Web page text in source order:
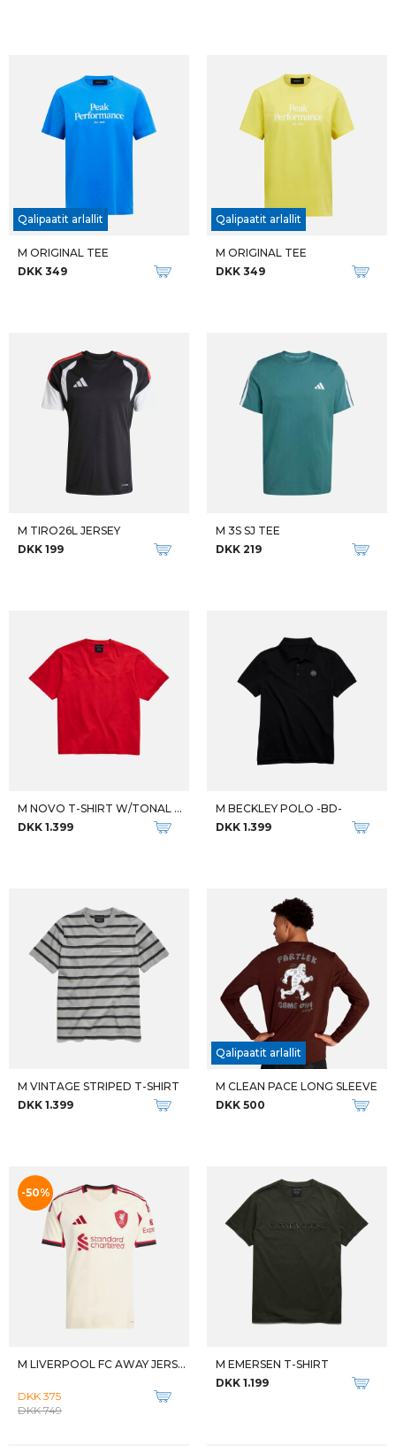
Qalipaatit arlallit
M ORIGINAL TEE
DKK 349
Qalipaatit arlallit
M ORIGINAL TEE
DKK 349
M TIRO26L JERSEY
DKK 199
M 3S SJ TEE
DKK 219
M NOVO T-SHIRT W/TONAL DISC
DKK 1.399
M BECKLEY POLO -BD-
DKK 1.399
M VINTAGE STRIPED T-SHIRT
DKK 1.399
Qalipaatit arlallit
M CLEAN PACE LONG SLEEVE
DKK 500
-50%
M LIVERPOOL FC AWAY JERSEY
DKK 375
DKK 749
M EMERSEN T-SHIRT
DKK 1.199